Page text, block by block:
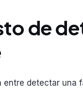
de
entre detectar una